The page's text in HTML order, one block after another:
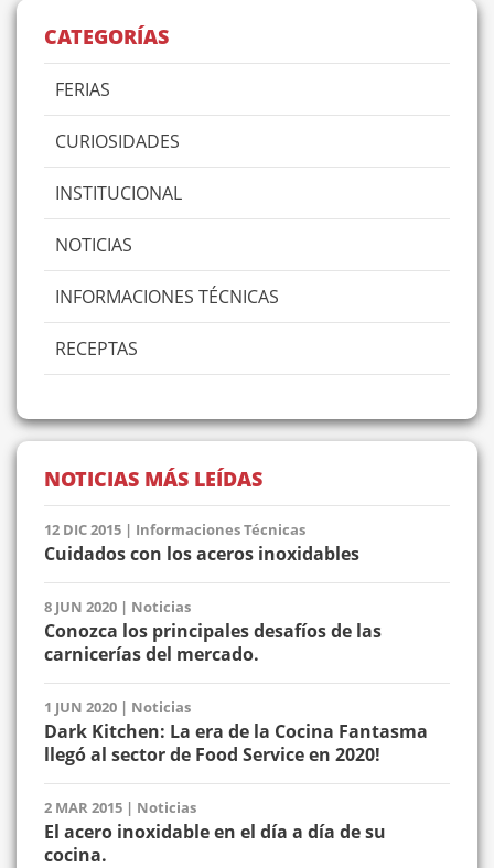
CATEGORÍAS
FERIAS
CURIOSIDADES
INSTITUCIONAL
NOTICIAS
INFORMACIONES TÉCNICAS
RECEPTAS
NOTICIAS MÁS LEÍDAS
12 DIC 2015 | Informaciones Técnicas
Cuidados con los aceros inoxidables
8 JUN 2020 | Noticias
Conozca los principales desafíos de las
carnicerías del mercado.
1 JUN 2020 | Noticias
Dark Kitchen: La era de la Cocina Fantasma
llegó al sector de Food Service en 2020!
2 MAR 2015 | Noticias
El acero inoxidable en el día a día de su
cocina.